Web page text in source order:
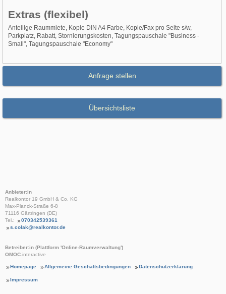
Extras (flexibel)
Anteilige Raummiete, Kopie DIN A4 Farbe, Kopie/Fax pro Seite s/w,
Parkplatz, Rabatt, Stornierungskosten, Tagungspauschale "Business -
Small", Tagungspauschale "Economy"
Anfrage stellen
Übersichtsliste
Anbieter:in
Realkontor 19 GmbH & Co. KG
Max-Planck-Straße 6-8
71116 Gärtringen (DE)
Tel.:
070342539361
s.colak@realkontor.de
Betreiber:in (Plattform 'Online-Raumverwaltung')
OMOC.interactive
Homepage Allgemeine Geschäftsbedingungen Datenschutzerklärung
Impressum